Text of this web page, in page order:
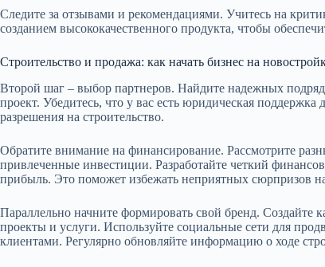
Следите за отзывами и рекомендациями. Учитесь на
созданием высококачественного продукта, чтобы
Строительство и продажа: как начать бизнес на
Второй шаг – выбор партнеров. Найдите надежных
проект. Убедитесь, что у вас есть юридическая
разрешения на строительство.
Обратите внимание на финансирование. Рассмотрите
привлеченные инвестиции. Разработайте четкий
прибыль. Это поможет избежать неприятных сюрпризов
Параллельно начните формировать свой бренд. Создайте
проекты и услуги. Используйте социальные сети для
клиентами. Регулярно обновляйте информацию о ходе